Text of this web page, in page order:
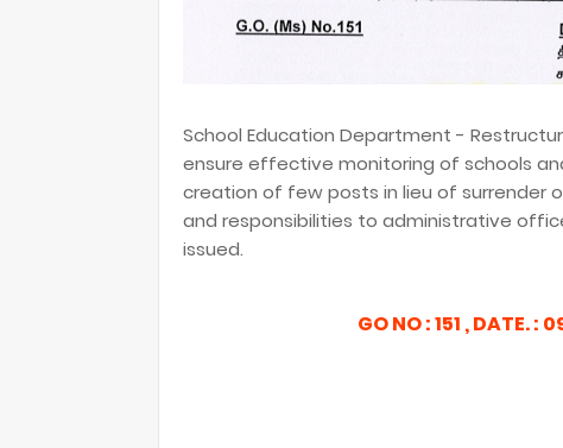
School Education Department -
ensure effective monitoring of schools
creation of few posts in lieu of surrender
and responsibilities to administrative
issued.
GO NO : 151 , DATE.